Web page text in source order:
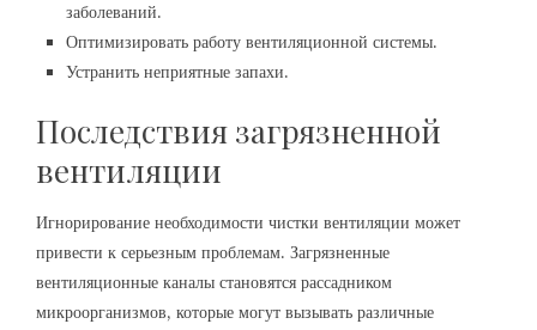
заболеваний.
Оптимизировать работу вентиляционной системы.
Устранить неприятные запахи.
Последствия загрязненной
вентиляции
Игнорирование необходимости чистки вентиляции может
привести к серьезным проблемам. Загрязненные
вентиляционные каналы становятся рассадником
микроорганизмов, которые могут вызывать различные